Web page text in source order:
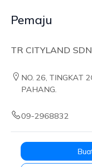
Pemaju
TR CITYLAND
NO. 26, TINGKAT
PAHANG.
09-2968832